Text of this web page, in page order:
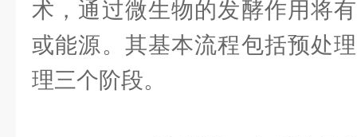
术，通过微生物的发酵作用将
或能源。其基本流程包括预处
理三个阶段。